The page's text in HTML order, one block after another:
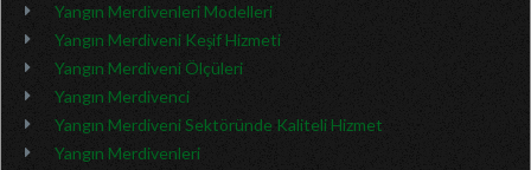
Yangın Merdivenleri Modelleri
Yangın Merdiveni Keşif Hizmeti
Yangın Merdiveni Ölçüleri
Yangın Merdivenci
Yangın Merdiveni Sektöründe Kaliteli Hizmet
Yangın Merdivenleri